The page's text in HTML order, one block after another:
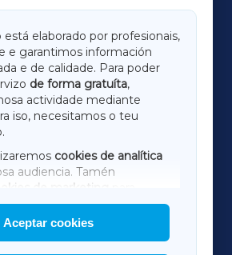
elaborado por profesionais,
e garantimos información
e de calidade. Para poder
de forma gratuíta,
actividade mediante
iso, necesitamos o teu
cookies de analítica
audiencia. Tamén
de marketing
de terceiros.
personalizar a elección das
permitir.
Aceptar cookies
LUGOXA
TERRACHAXA
AMARIÑAXA
RIBEIRASACRAXA